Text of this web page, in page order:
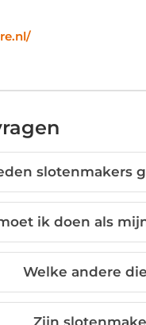
slotenmakers
ik doen als
Welke andere
Zijn